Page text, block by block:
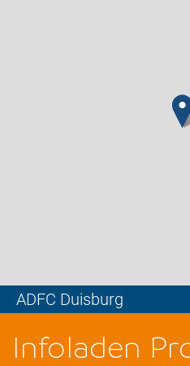
ADFC Duisburg
Infoladen